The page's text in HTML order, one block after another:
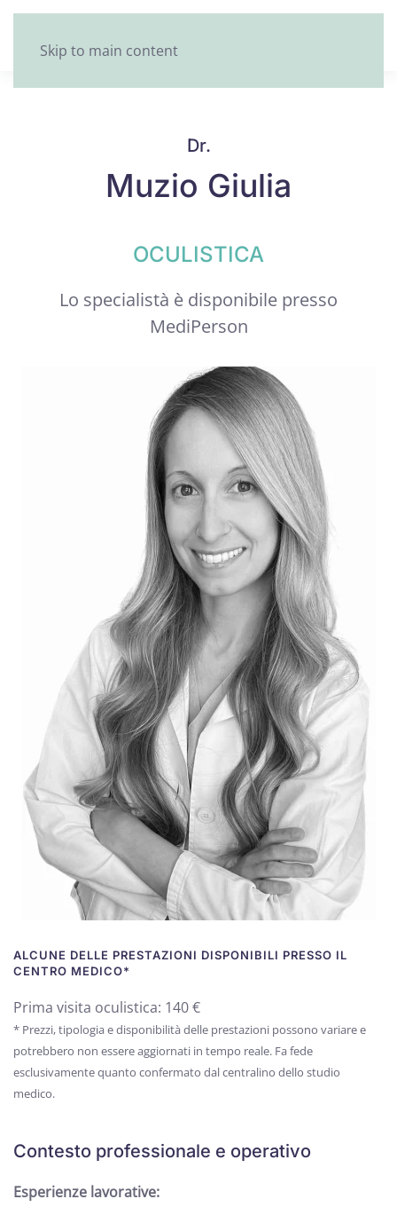
Skip to main content
Dr.
Muzio Giulia
OCULISTICA
Lo specialistà è disponibile presso
MediPerson
ALCUNE DELLE PRESTAZIONI DISPONIBILI PRESSO IL
CENTRO MEDICO*
Prima visita oculistica: 140 €
* Prezzi, tipologia e disponibilità delle prestazioni possono variare e
potrebbero non essere aggiornati in tempo reale. Fa fede
esclusivamente quanto confermato dal centralino dello studio
medico.
Contesto professionale e operativo
Esperienze lavorative: